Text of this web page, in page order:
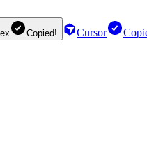
Copied! Cursor